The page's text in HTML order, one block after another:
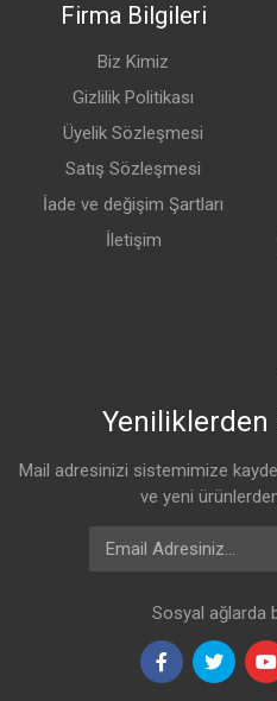
Firma Bilgileri
Biz Kimiz
Gizlilik Politikası
Üyelik Sözleşmesi
Satış Sözleşmesi
İade ve değişim Şartları
İletişim
Yeniliklerden
Mail adresinizi sistemimize
ve yeni
Email Address
Sosyal ağlarda